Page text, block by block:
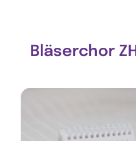
Bläserchor ZH